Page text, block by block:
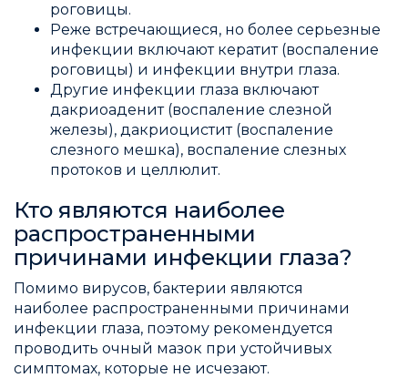
роговицы.
Реже встречающиеся, но более серьезные
инфекции включают кератит (воспаление
роговицы) и инфекции внутри глаза.
Другие инфекции глаза включают
дакриоаденит (воспаление слезной
железы), дакриоцистит (воспаление
слезного мешка), воспаление слезных
протоков и целлюлит.
Кто являются наиболее
распространенными
причинами инфекции глаза?
Помимо вирусов, бактерии являются
наиболее распространенными причинами
инфекции глаза, поэтому рекомендуется
проводить очный мазок при устойчивых
симптомах, которые не исчезают.